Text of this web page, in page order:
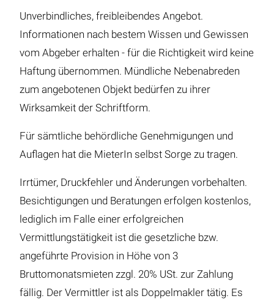
Unverbindliches, freibleibendes Angebot.
Informationen nach bestem Wissen und Gewissen
vom Abgeber erhalten - für die Richtigkeit wird keine
Haftung übernommen. Mündliche Nebenabreden
zum angebotenen Objekt bedürfen zu ihrer
Wirksamkeit der Schriftform.
Für sämtliche behördliche Genehmigungen und
Auflagen hat die MieterIn selbst Sorge zu tragen.
Irrtümer, Druckfehler und Änderungen vorbehalten.
Besichtigungen und Beratungen erfolgen kostenlos,
lediglich im Falle einer erfolgreichen
Vermittlungstätigkeit ist die gesetzliche bzw.
angeführte Provision in Höhe von 3
Bruttomonatsmieten zzgl. 20% USt. zur Zahlung
fällig. Der Vermittler ist als Doppelmakler tätig. Es